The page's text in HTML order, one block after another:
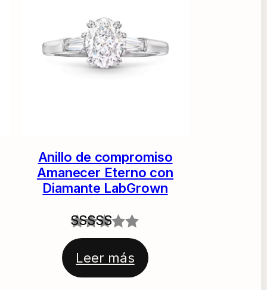
Anillo de compromiso
Amanecer Eterno con
Diamante LabGrown
Valorado
con5.00
de 5 en
1
Leer más